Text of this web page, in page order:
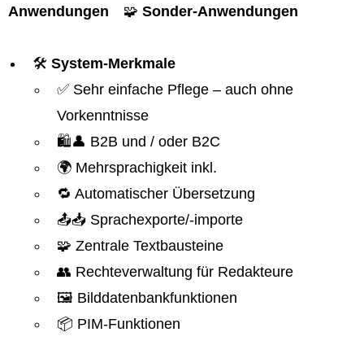
Anwendungen 🧩 Sonder-Anwendungen
🛠️ System-Merkmale
✅ Sehr einfache Pflege – auch ohne
Vorkenntnisse
🛍️👤 B2B und / oder B2C
🌍 Mehrsprachigkeit inkl.
🔁 Automatischer Übersetzung
📤📥 Sprachexporte/-importe
🧩 Zentrale Textbausteine
👥 Rechteverwaltung für Redakteure
🖼️ Bilddatenbankfunktionen
📦 PIM-Funktionen